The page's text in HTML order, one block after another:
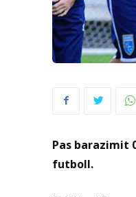
Pas barazimit
futboll.